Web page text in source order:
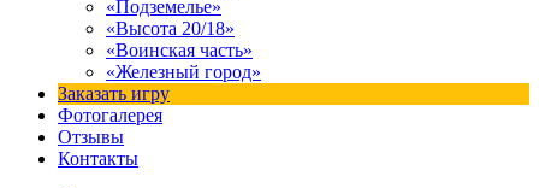
«Подземелье»
«Высота 20/18»
«Воинская часть»
«Железный город»
Заказать игру
Фотогалерея
Отзывы
Контакты